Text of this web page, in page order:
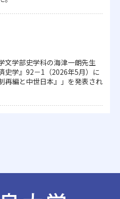
文学部史学科の海津一朗先生
史学』92－1（2026年5月）に
再編と中世日本』」を発表され